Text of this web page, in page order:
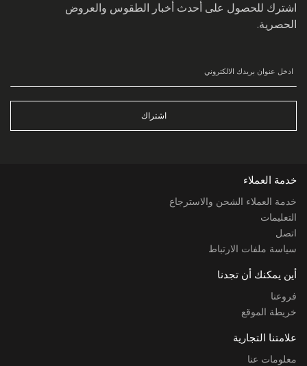
اشترك للحصول على أحدث أخبار الطقوس والعروض
الحصرية.
اشتراك
خدمة العملاء
خدمة العملاء الشحن والاسترجاع
التعليمات
اتصل
سياسة ملفات الارتباط
أين يمكنك أن تجدنا
فروعنا
خريطة الموقع
علامتنا التجارية
معلومات عنا